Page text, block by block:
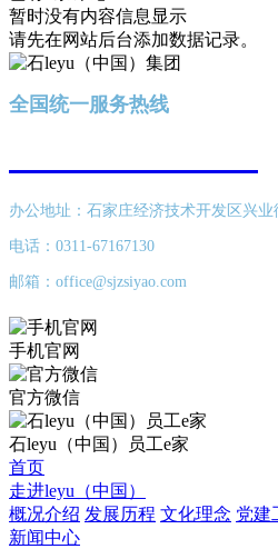
暂时没有内容信息显示
请先在网站后台添加数据记录。
全国统一服务热线
办公地址：石家庄经济技术开发区兴业
电话：0311-67167130
邮箱：office@sjzsiyao.com
手机官网
官方微信
石leyu（中国）员工e家
首页
走进leyu（中国）
概况介绍 发展历程 文化理念 党建
新闻中心